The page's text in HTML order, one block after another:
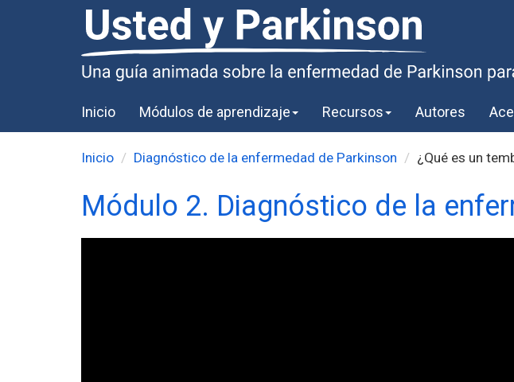
Inicio Módulos de aprendizaje Recursos Autores
Inicio Diagnóstico de la enfermedad de Parkinson ¿Qué es un
Módulo 2. Diagnóstico de la